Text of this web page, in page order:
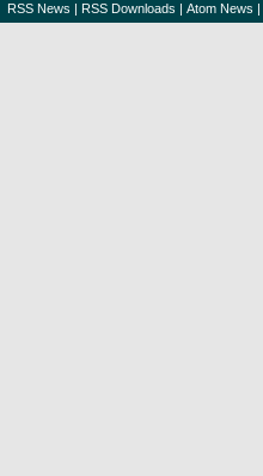
RSS News | RSS Downloads | Atom News |